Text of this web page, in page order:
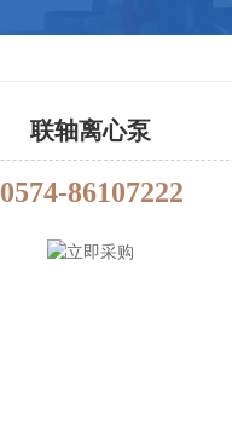
联轴离心泵
0574-86107222